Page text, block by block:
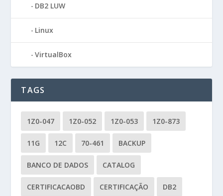
DB2 LUW
Linux
VirtualBox
TAGS
1Z0-047 1Z0-052 1Z0-053 1Z0-873
11G 12C 70-461 BACKUP
BANCO DE DADOS CATALOG
CERTIFICACAOBD CERTIFICAÇÃO DB2